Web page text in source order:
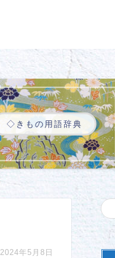
◇きもの用語辞典
2024年5月8日